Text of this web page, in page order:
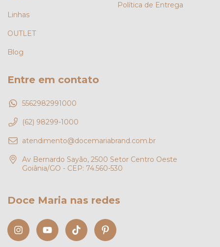
Linhas
OUTLET
Blog
Política de Entrega
Entre em contato
5562982991000
(62) 98299-1000
atendimento@docemariabrand.com.br
Av Bernardo Sayão, 2500 Setor Centro Oeste
Goiânia/GO - CEP: 74.560-530
Doce Maria nas redes